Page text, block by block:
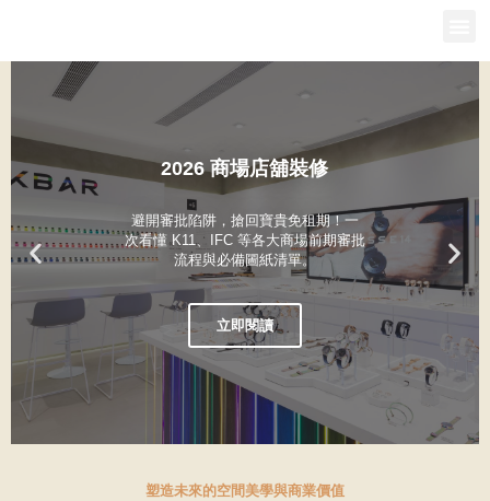
2026 商場店舖裝修
避開審批陷阱，搶回寶貴免租期！一
次看懂 K11、IFC 等各大商場前期審批
流程與必備圖紙清單。
立即閱讀
塑造未來的空間美學與商業價值